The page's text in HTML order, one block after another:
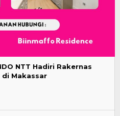
NTT Hadiri Rakernas
di Makassar